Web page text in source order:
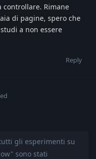
controllare. Rimane
di pagine, spero che
a non essere
Reply
gli esperimenti su
sono stati